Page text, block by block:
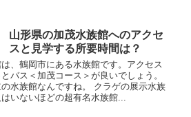
山形県の加茂水族館へのアクセ
スと見学する所要時間は？
、鶴岡市にある水族館です。アクセス
バス＜加茂コース＞が良いでしょう。
水族館なんですね。 クラゲの展示水族
いないほどの超有名水族館...